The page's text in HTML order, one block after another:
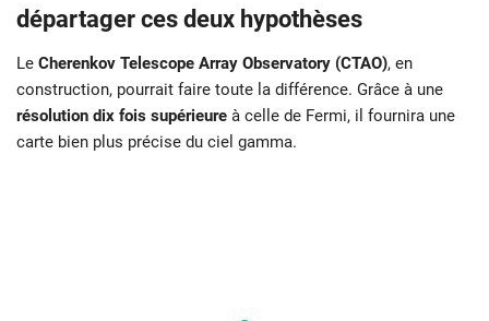
départager ces deux hypothèses
Le Cherenkov Telescope Array Observatory (CTAO), en
construction, pourrait faire toute la différence. Grâce à une
résolution dix fois supérieure à celle de Fermi, il fournira une
carte bien plus précise du ciel gamma.